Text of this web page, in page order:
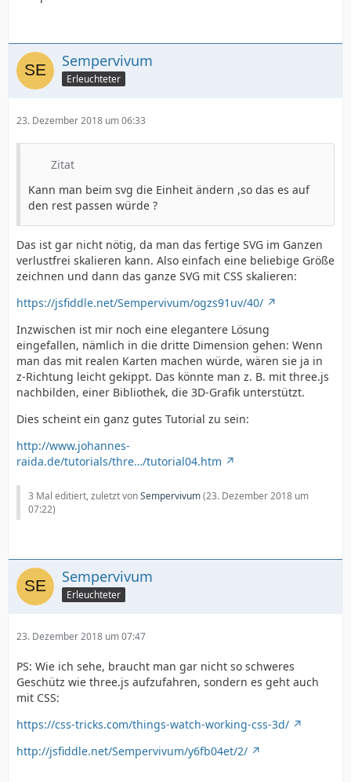
Sempervivum
Erleuchteter
23. Dezember 2018 um 06:33
Zitat
Kann man beim svg die Einheit ändern ,so das es auf
den rest passen würde ?
Das ist gar nicht nötig, da man das fertige SVG im Ganzen
verlustfrei skalieren kann. Also einfach eine beliebige Größe
zeichnen und dann das ganze SVG mit CSS skalieren:
https://jsfiddle.net/Sempervivum/ogzs91uv/40/
Inzwischen ist mir noch eine elegantere Lösung
eingefallen, nämlich in die dritte Dimension gehen: Wenn
man das mit realen Karten machen würde, wären sie ja in
z-Richtung leicht gekippt. Das könnte man z. B. mit three.js
nachbilden, einer Bibliothek, die 3D-Grafik unterstützt.
Dies scheint ein ganz gutes Tutorial zu sein:
http://www.johannes-
raida.de/tutorials/thre…/tutorial04.htm
3 Mal editiert, zuletzt vonSempervivum(23. Dezember 2018 um
07:22)
Sempervivum
Erleuchteter
23. Dezember 2018 um 07:47
PS: Wie ich sehe, braucht man gar nicht so schweres
Geschütz wie three.js aufzufahren, sondern es geht auch
mit CSS:
https://css-tricks.com/things-watch-working-css-3d/
http://jsfiddle.net/Sempervivum/y6fb04et/2/